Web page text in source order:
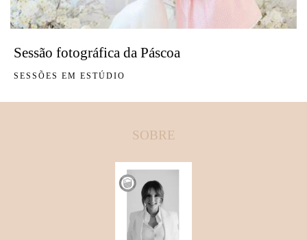
Sessão fotográfica da Páscoa
SESSÕES EM ESTÚDIO
SOBRE